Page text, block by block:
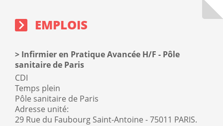
block
EMPLOIS
Infirmier en Pratique Avancée H/F - Pôle
sanitaire de Paris
CDI
Temps plein
Pôle sanitaire de Paris
Adresse unité:
29 Rue du Faubourg Saint-Antoine - 75011 PARIS.